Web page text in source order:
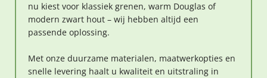
nu kiest voor klassiek grenen, warm Douglas of
modern zwart hout – wij hebben altijd een
passende oplossing.
Met onze duurzame materialen, maatwerkopties en
snelle levering haalt u kwaliteit en uitstraling in